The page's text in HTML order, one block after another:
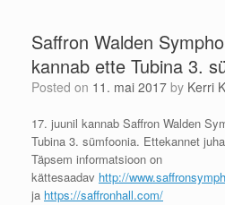
Saffron Walden
kannab ette Tubina 3.
Posted on 11. mai 2017 by Kerri
17. juunil kannab Saffron Walden
Tubina 3. sümfoonia. Ettekannet
Täpsem informatsioon on
kättesaadav http://
ja https://saffronhall.com/